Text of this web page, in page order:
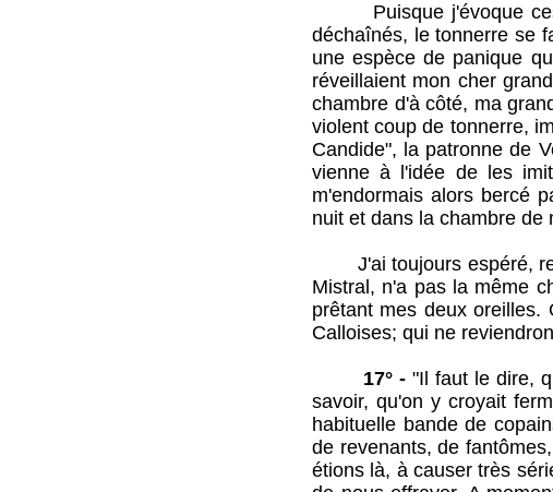
Puisque j'évoque ces
déchaînés, le tonnerre se
une espèce de panique
réveillaient mon cher
chambre d'à côté, ma
violent coup de tonnerre,
Candide", la patronne de
vienne à l'idée de les
m'endormais alors bercé
nuit et dans la chambre de
J'ai toujours espéré,
Mistral, n'a pas la même
prêtant mes deux oreilles.
Calloises; qui ne
17° - "Il faut le dire,
savoir, qu'on y croyait
habituelle bande de
de revenants, de
étions là, à causer très